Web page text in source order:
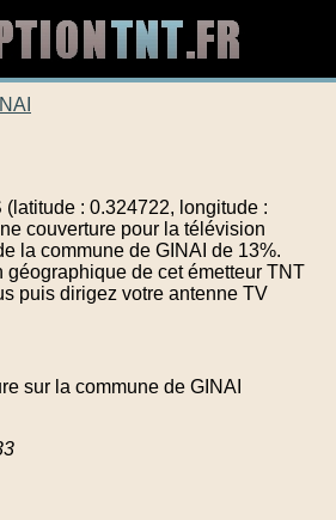
(latitude : 0.324722, longitude :
couverture pour la télévision
la commune de GINAI de 13%.
géographique de cet émetteur TNT
puis dirigez votre antenne TV
sur la commune de GINAI